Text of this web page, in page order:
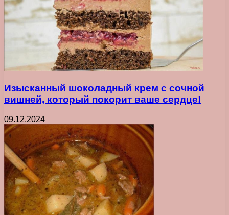
Изысканный шоколадный крем с сочной
вишней, который покорит ваше сердце!
09.12.2024